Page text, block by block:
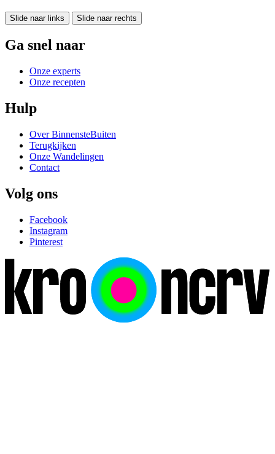
Slide naar links Slide naar rechts
Ga snel naar
Onze experts
Onze recepten
Hulp
Over BinnensteBuiten
Terugkijken
Onze Wandelingen
Contact
Volg ons
Facebook
Instagram
Pinterest